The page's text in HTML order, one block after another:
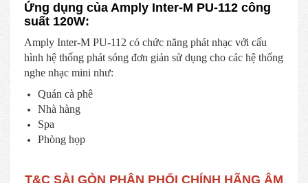
Ứng dụng của Amply Inter-M PU-112 công
suất 120W:
Amply Inter-M PU-112 có chức năng phát nhạc với cấu
hình hệ thống phát sóng đơn giản sử dụng cho các hệ thống
nghe nhạc mini như:
Quán cà phê
Nhà hàng
Spa
Phòng họp
T&C SÀI GÒN PHÂN PHỐI CHÍNH HÃNG ÂM